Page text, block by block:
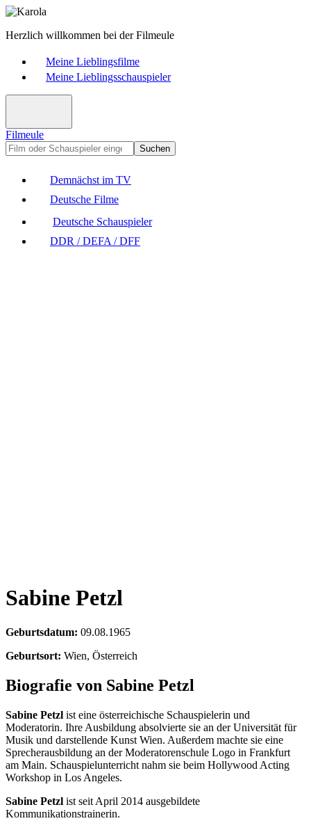
Herzlich willkommen bei der Filmeule
Meine Lieblingsfilme
Meine Lieblingsschauspieler
Filmeule
Suchen
Demnächst im TV
Deutsche Filme
Deutsche Schauspieler
DDR / DEFA / DFF
Sabine Petzl
Geburtsdatum: 09.08.1965
Geburtsort: Wien, Österreich
Biografie von Sabine Petzl
Sabine Petzl ist eine österreichische Schauspielerin und
Moderatorin. Ihre Ausbildung absolvierte sie an der Universität für
Musik und darstellende Kunst Wien. Außerdem machte sie eine
Sprecherausbildung an der Moderatorenschule Logo in Frankfurt
am Main. Schauspielunterricht nahm sie beim Hollywood Acting
Workshop in Los Angeles.
Sabine Petzl ist seit April 2014 ausgebildete
Kommunikationstrainerin.